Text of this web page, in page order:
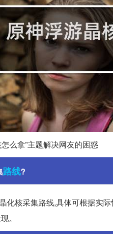
么拿”主题解决网友的困惑
路线?
化核采集路线,具体可根据实
。